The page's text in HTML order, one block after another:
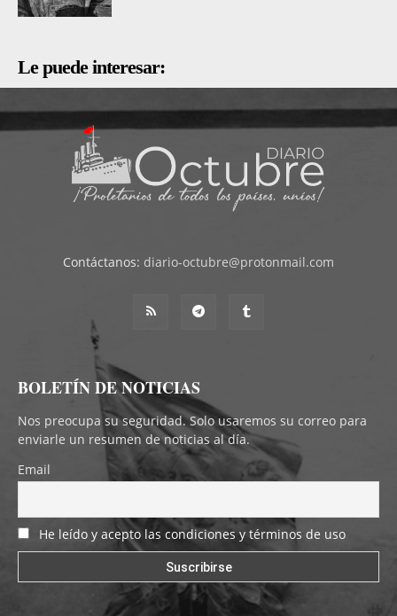
Le puede interesar:
Contáctanos: diario-octubre@protonmail.com
BOLETÍN DE NOTICIAS
Nos preocupa su seguridad. Solo usaremos su correo para
enviarle un resumen de noticias al día.
Email
He leído y acepto las condiciones y términos de uso